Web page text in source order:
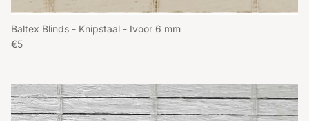
Baltex Blinds - Knipstaal - Ivoor 6 mm
Reguliere prijs
€5